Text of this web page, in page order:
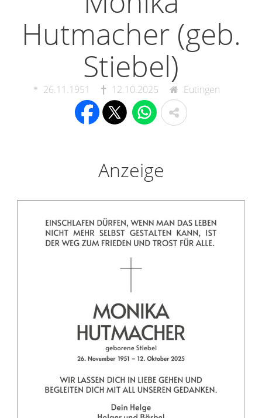
Hutmacher (geb.
Stiebel)
26.11.1951 12.10.2025 Eutingen
Anzeige